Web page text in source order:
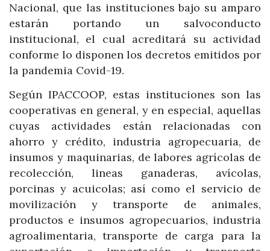
Nacional, que las instituciones bajo su amparo
estarán portando un salvoconducto
institucional, el cual acreditará su actividad
conforme lo disponen los decretos emitidos por
la pandemia Covid-19.
Según IPACCOOP, estas instituciones son las
cooperativas en general, y en especial, aquellas
cuyas actividades están relacionadas con
ahorro y crédito, industria agropecuaria, de
insumos y maquinarias, de labores agrícolas de
recolección, lineas ganaderas, avícolas,
porcinas y acuicolas; así como el servicio de
movilización y transporte de animales,
productos e insumos agropecuarios, industria
agroalimentaria, transporte de carga para la